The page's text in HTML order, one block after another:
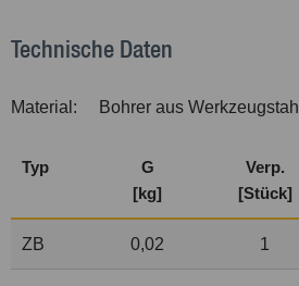
Technische Daten
Material: Bohrer aus Werkzeugstahl
Typ
G
[kg]
Verp.
[Stück]
ZB 0,02 1